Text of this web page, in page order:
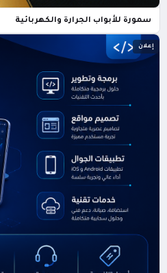
سمورة للأبواب الجرارة والكهربائية
إعلان